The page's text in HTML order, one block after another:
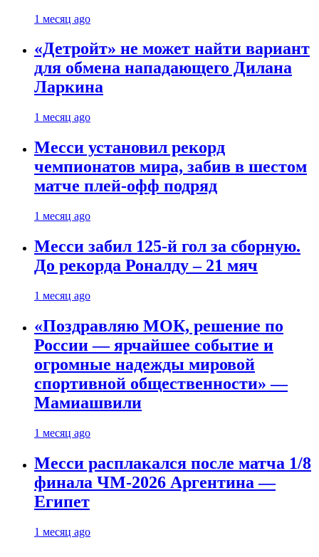
1 месяц ago
«Детройт» не может найти вариант
для обмена нападающего Дилана
Ларкина
1 месяц ago
Месси установил рекорд
чемпионатов мира, забив в шестом
матче плей‑офф подряд
1 месяц ago
Месси забил 125-й гол за сборную.
До рекорда Роналду – 21 мяч
1 месяц ago
«Поздравляю МОК, решение по
России — ярчайшее событие и
огромные надежды мировой
спортивной общественности» —
Мамиашвили
1 месяц ago
Месси расплакался после матча 1/8
финала ЧМ-2026 Аргентина —
Египет
1 месяц ago